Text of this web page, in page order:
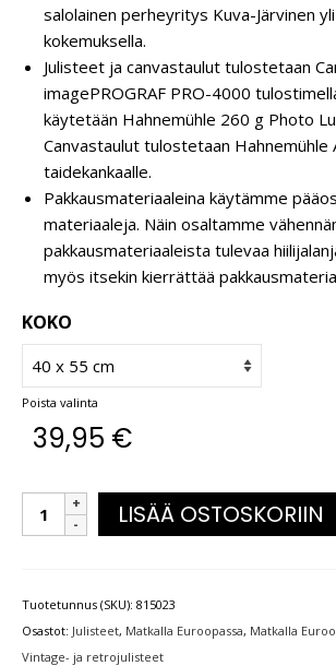
salolainen perheyritys Kuva-Järvinen
kokemuksella.
Julisteet ja canvastaulut tulostetaan
imagePROGRAF PRO-4000
käytetään Hahnemühle 260 g Photo
Canvastaulut tulostetaan Hahnemühle
taidekankaalle.
Pakkausmateriaaleina käytämme
materiaaleja. Näin osaltamme
pakkausmateriaaleista tulevaa
myös itsekin kierrättää
KOKO
Poista valinta
39,95 €
LISÄÄ OSTOSKORIIN
Tuotetunnus (SKU): 815023
Osastot: Julisteet, Matkalla Euroopassa, Matkalla
Vintage- ja retrojulisteet